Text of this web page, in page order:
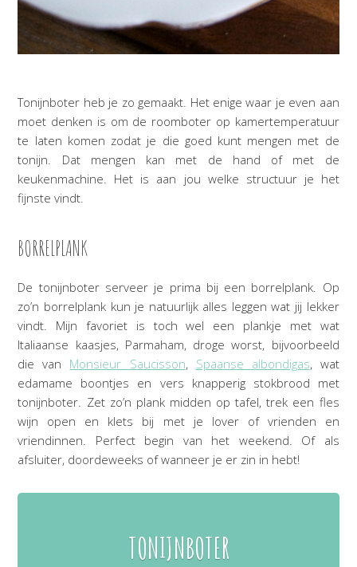
Tonijnboter heb je zo gemaakt. Het enige waar je even aan
moet denken is om de roomboter op kamertemperatuur
te laten komen zodat je die goed kunt mengen met de
tonijn. Dat mengen kan met de hand of met de
keukenmachine. Het is aan jou welke structuur je het
fijnste vindt.
BORRELPLANK
De tonijnboter serveer je prima bij een borrelplank. Op
zo’n borrelplank kun je natuurlijk alles leggen wat jij lekker
vindt. Mijn favoriet is toch wel een plankje met wat
Italiaanse kaasjes, Parmaham, droge worst, bijvoorbeeld
die van Monsieur Saucisson, Spaanse albondigas, wat
edamame boontjes en vers knapperig stokbrood met
tonijnboter. Zet zo’n plank midden op tafel, trek een fles
wijn open en klets bij met je lover of vrienden en
vriendinnen. Perfect begin van het weekend. Of als
afsluiter, doordeweeks of wanneer je er zin in hebt!
TONIJNBOTER